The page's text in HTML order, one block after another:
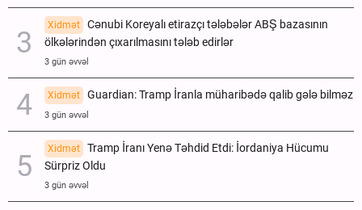
Xidmət
Cənubi Koreyalı etirazçı tələbələr ABŞ bazasının
ölkələrindən çıxarılmasını tələb edirlər
3 gün əvvəl
Xidmət Guardian: Tramp İranla müharibədə qalib gələ bilməz
3 gün əvvəl
Xidmət
Tramp İranı Yenə Təhdid Etdi: İordaniya Hücumu
Sürpriz Oldu
3 gün əvvəl